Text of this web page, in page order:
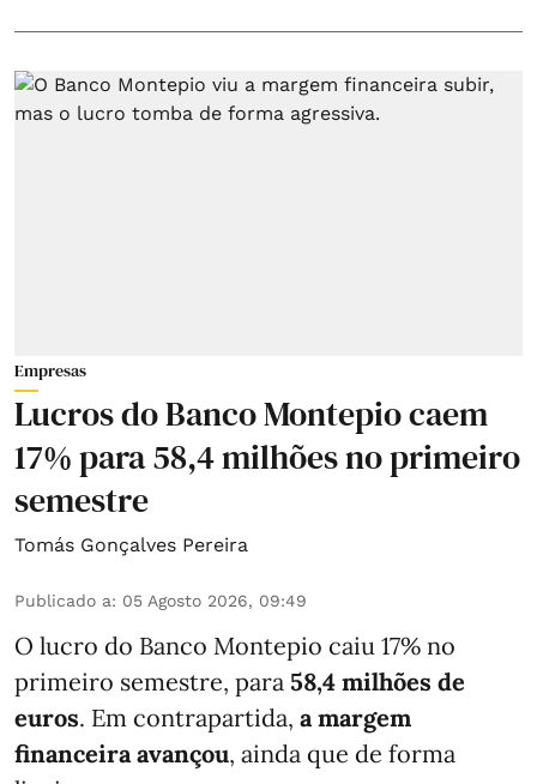
Empresas
Lucros do Banco Montepio caem
17% para 58,4 milhões no primeiro
semestre
Tomás Gonçalves Pereira
Publicado a: 05 Agosto 2026, 09:49
O lucro do Banco Montepio caiu 17% no
primeiro semestre, para 58,4 milhões de
euros. Em contrapartida, a margem
financeira avançou, ainda que de forma